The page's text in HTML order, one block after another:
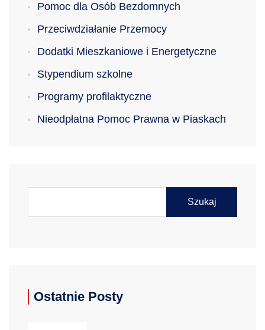
Pomoc dla Osób Bezdomnych
Przeciwdziałanie Przemocy
Dodatki Mieszkaniowe i Energetyczne
Stypendium szkolne
Programy profilaktyczne
Nieodpłatna Pomoc Prawna w Piaskach
Szukaj
Ostatnie Posty